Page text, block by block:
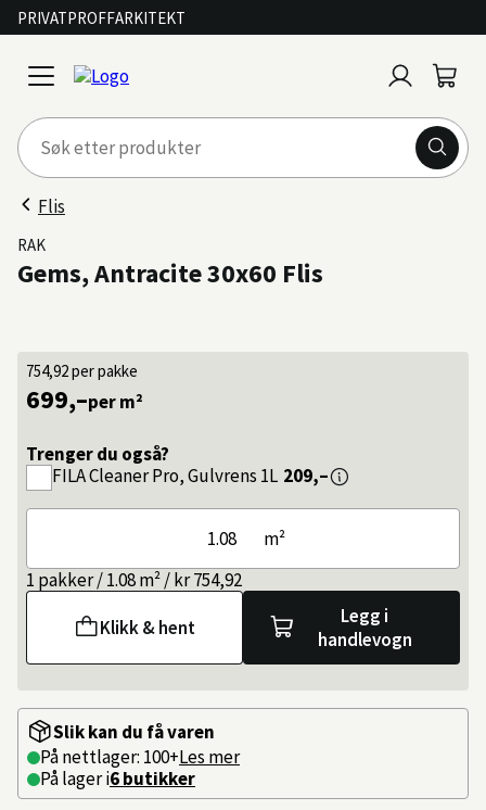
PRIVATPROFFARKITEKT
open
menu
inn
Flis
RAK
Gems, Antracite 30x60 Flis
754,92per pakke
699,–per m²
Trenger du også?
FILACleaner Pro, Gulvrens 1L 209,–
m²
1 pakker / 1.08 m² / kr 754,92
Klikk & hent
Legg i
handlevogn
Slik kan du få varen
På nettlager: 100+Les mer
På lager i6 butikker